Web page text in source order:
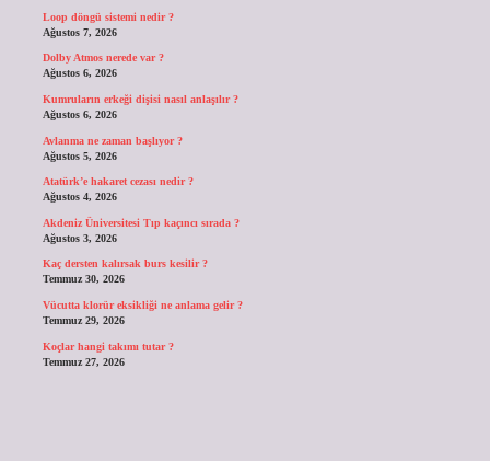
Loop döngü sistemi nedir ?
Ağustos 7, 2026
Dolby Atmos nerede var ?
Ağustos 6, 2026
Kumruların erkeği dişisi nasıl anlaşılır ?
Ağustos 6, 2026
Avlanma ne zaman başlıyor ?
Ağustos 5, 2026
Atatürk’e hakaret cezası nedir ?
Ağustos 4, 2026
Akdeniz Üniversitesi Tıp kaçıncı sırada ?
Ağustos 3, 2026
Kaç dersten kalırsak burs kesilir ?
Temmuz 30, 2026
Vücutta klorür eksikliği ne anlama gelir ?
Temmuz 29, 2026
Koçlar hangi takımı tutar ?
Temmuz 27, 2026